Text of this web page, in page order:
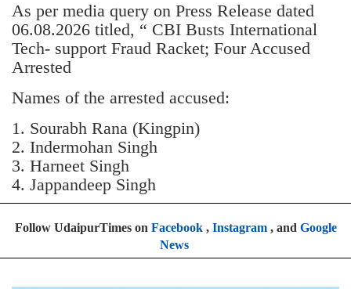
As per media query on Press Release dated
06.08.2026 titled, “ CBI Busts International
Tech- support Fraud Racket; Four Accused
Arrested
Names of the arrested accused:
1. Sourabh Rana (Kingpin)
2. Indermohan Singh
3. ⁠Harneet Singh
4. ⁠Jappandeep Singh
Follow UdaipurTimes on Facebook, Instagram, and Google
News